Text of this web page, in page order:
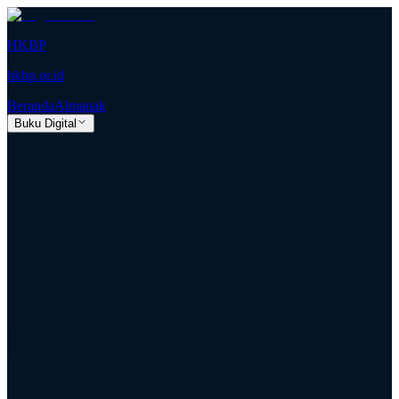
HKBP
hkbp.or.id
BerandaAlmanak
Buku Digital